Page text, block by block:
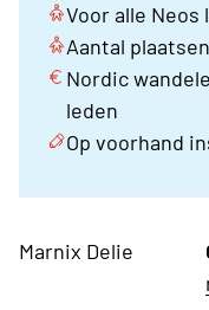
Voor alle Neos
Aantal
Nordic
leden
Op voorhand
Marnix Delie